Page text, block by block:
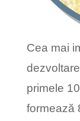
Cea mai
primele
formează